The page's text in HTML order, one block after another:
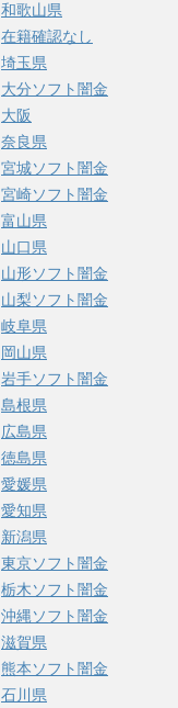
和歌山県
在籍確認なし
埼玉県
大分ソフト闇金
大阪
奈良県
宮城ソフト闇金
宮崎ソフト闇金
富山県
山口県
山形ソフト闇金
山梨ソフト闇金
岐阜県
岡山県
岩手ソフト闇金
島根県
広島県
徳島県
愛媛県
愛知県
新潟県
東京ソフト闇金
栃木ソフト闇金
沖縄ソフト闇金
滋賀県
熊本ソフト闇金
石川県